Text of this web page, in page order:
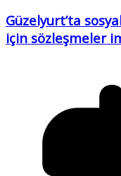
Güzelyurt’ta
için sözleşmeler